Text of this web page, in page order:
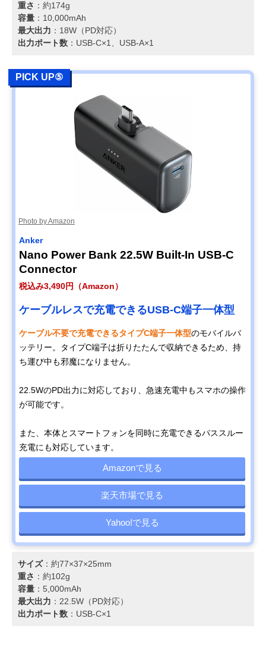
重さ ：約174g
容量 ：10,000mAh
最大出力 ：18W（PD対応）
出力ポート数 ：USB-C×1、USB-A×1
PICK UP⑤
Photo by Amazon
Anker
Nano Power Bank 22.5W Built-In USB-C
Connector
税込み3,490円（Amazon）
ケーブルレスで充電できるUSB-C端子一体型
ケーブル不要で充電できるタイプC端子一体型のモバイルバ
ッテリー。タイプC端子は折りたたんで収納できるため、持
ち運び中も邪魔になりません。
22.5WのPD出力に対応しており、急速充電中もスマホの操作
が可能です。
また、本体とスマートフォンを同時に充電できるパススルー
充電にも対応しています。
Amazonで見る
楽天市場で見る
Yahoo!で見る
サイズ：約77×37×25mm
重さ ：約102g
容量 ：5,000mAh
最大出力 ：22.5W（PD対応）
出力ポート数 ：USB-C×1